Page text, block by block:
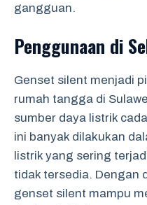
gangguan.
Penggunaan di
Genset silent menjadi
rumah tangga di
sumber daya listrik
ini banyak dilakukan
listrik yang sering
tidak tersedia. Dengan
genset silent mampu